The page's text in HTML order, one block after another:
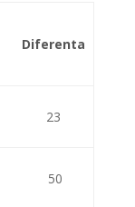
Diferenta
23
50